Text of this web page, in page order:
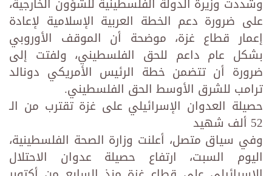
على ضرورة دعم الخطة العربية الإسلامية لإعادة
إعمار قطاع غزة، موضحة أن الموقف الأوروبي
بشكل عام داعم للحق الفلسطيني، ولفتت إلى
ضرورة أن تتضمن خطة الرئيس الأمريكي دونالد
ترامب للشرق الأوسط الحق الفلسطيني.
حصيلة العدوان الإسرائيلي على غزة تقترب من الـ
52 ألف شهيد
وفي سياق متصل، أعلنت وزارة الصحة الفلسطينية،
اليوم السبت، ارتفاع حصيلة عدوان الاحتلال